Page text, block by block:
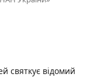
святкує відомий